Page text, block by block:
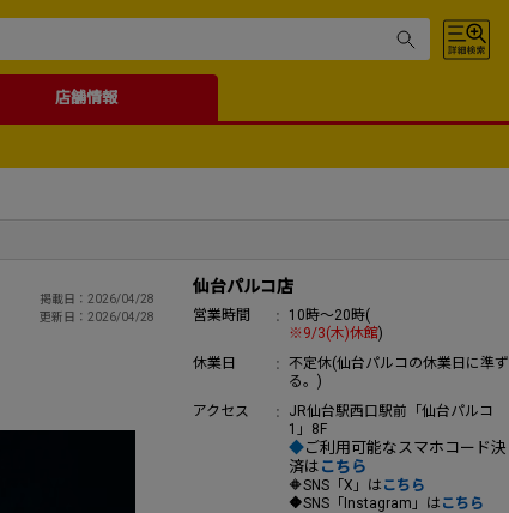
店舗情報
掲載日：2026/04/28
更新日：2026/04/28
仙台パルコ店
営業時間
10時～20時(
※9/3(木)休館)
休業日
不定休(仙台パルコの休業日に準ず
る。)
アクセス
JR仙台駅西口駅前「仙台パルコ
1」8F
◆ご利用可能なスマホコード決
済は こちら
🔶SNS「X」は こちら
🔶SNS「Instagram」 は こちら